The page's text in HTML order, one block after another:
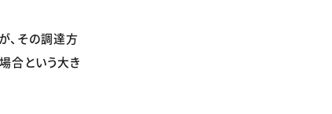
、その調達方
合という大き